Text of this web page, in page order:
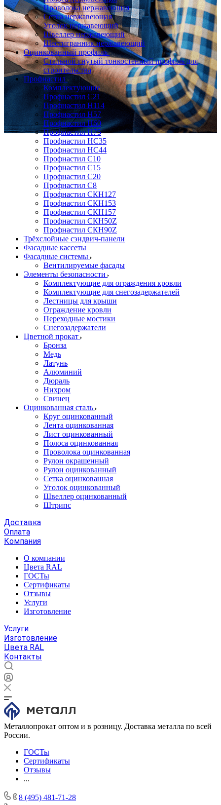
Проволока нержавеющая
Сетка нержавеющая
Уголок нержавеющий
Швеллер нержавеющий
Шестигранник нержавеющий
Оцинкованный профиль
Стальной гнутый тонкостенный профиль для
строительства
Профнастил
Комплектующие
Профнастил C21
Профнастил Н114
Профнастил Н57
Профнастил Н60
Профнастил Н75
Профнастил НС35
Профнастил НС44
Профнастил С10
Профнастил С15
Профнастил С20
Профнастил С8
Профнастил СКН127
Профнастил СКН153
Профнастил СКН157
Профнастил СКН50Z
Профнастил СКН90Z
Трёхслойные сэндвич-панели
Фасадные кассеты
Фасадные системы
Вентилируемые фасады
Элементы безопасности
Комплектующие для ограждения кровли
Комплектующие для снегозадержателей
Лестницы для крыши
Ограждение кровли
Переходные мостики
Снегозадержатели
Цветной прокат
Бронза
Медь
Латунь
Алюминий
Дюраль
Нихром
Свинец
Оцинкованная сталь
Круг оцинкованный
Лента оцинкованная
Лист оцинкованный
Полоса оцинкованная
Проволока оцинкованная
Рулон окрашенный
Рулон оцинкованный
Сетка оцинкованная
Уголок оцинкованный
Швеллер оцинкованный
Штрипс
Доставка
Оплата
Компания
О компании
Цвета RAL
ГОСТы
Сертификаты
Отзывы
Услуги
Изготовление
Услуги
Изготовление
Цвета RAL
Контакты
Металлопрокат оптом и в розницу. Доставка металла по всей
России.
ГОСТы
Сертификаты
Отзывы
...
8 (495) 481-71-28